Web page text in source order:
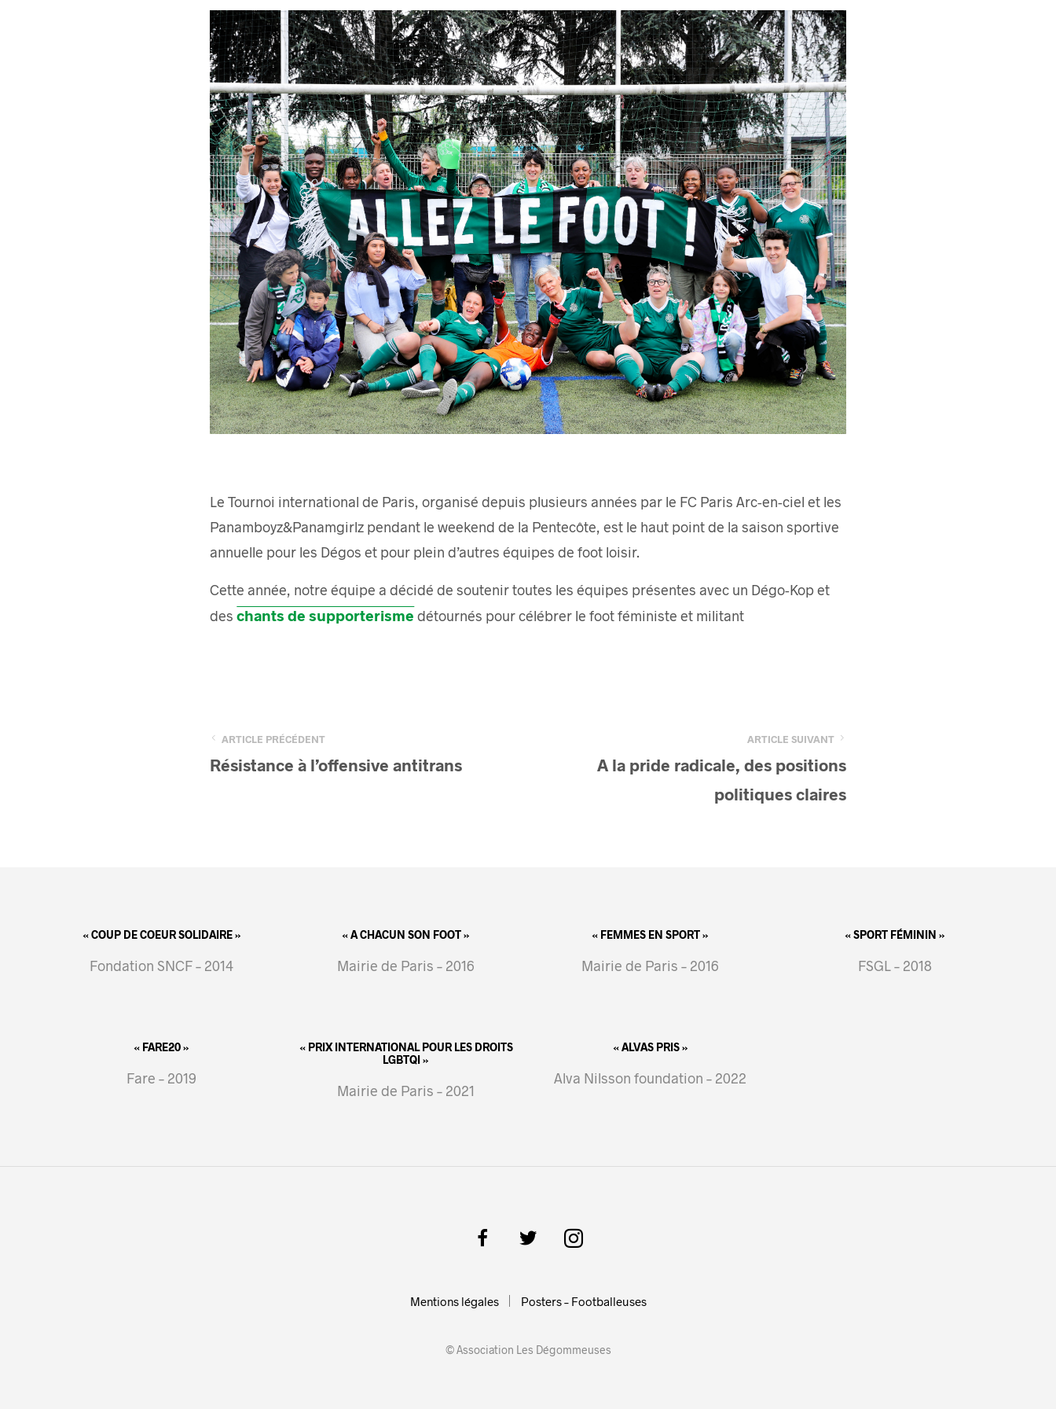
Le Tournoi international de Paris, organisé depuis plusieurs années par le FC Paris Arc-en-ciel et les
Panamboyz&Panamgirlz pendant le weekend de la Pentecôte, est le haut point de la saison sportive
annuelle pour les Dégos et pour plein d’autres équipes de foot loisir.
Cette année, notre équipe a décidé de soutenir toutes les équipes présentes avec un Dégo-Kop et
deschants de supporterisme détournés pour célébrer le foot féministe et militant
ARTICLE PRÉCÉDENT
Résistance à l’offensive antitrans
ARTICLE SUIVANT
A la pride radicale, des positions
politiques claires
« COUP DE COEUR SOLIDAIRE »
Fondation SNCF – 2014
« A CHACUN SON FOOT »
Mairie de Paris – 2016
« FEMMES EN SPORT »
Mairie de Paris – 2016
« SPORT FÉMININ »
FSGL – 2018
« FARE20 »
Fare – 2019
« PRIX INTERNATIONAL POUR LES DROITS
LGBTQI »
Mairie de Paris – 2021
« ALVAS PRIS »
Alva Nilsson foundation – 2022
Mentions légales Posters – Footballeuses
© Association Les Dégommeuses